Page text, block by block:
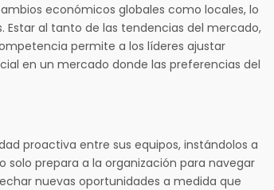
económicos globales como locales, lo
Estar al tanto de las tendencias del mercado,
permite a los líderes ajustar
en un mercado donde las preferencias del
proactiva entre sus equipos, instándolos a
prepara a la organización para navegar
nuevas oportunidades a medida que